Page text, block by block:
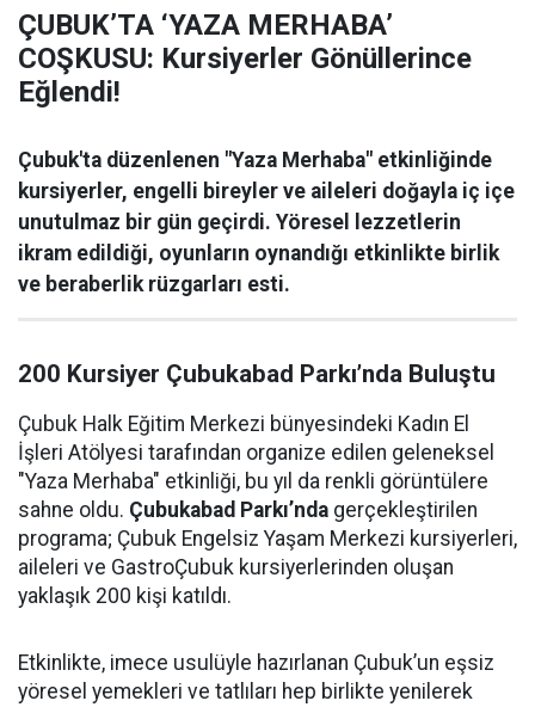
ÇUBUK’TA ‘YAZA MERHABA’
COŞKUSU: Kursiyerler Gönüllerince
Eğlendi!
Çubuk'ta düzenlenen "Yaza Merhaba" etkinliğinde
kursiyerler, engelli bireyler ve aileleri doğayla iç içe
unutulmaz bir gün geçirdi. Yöresel lezzetlerin
ikram edildiği, oyunların oynandığı etkinlikte birlik
ve beraberlik rüzgarları esti.
200 Kursiyer Çubukabad Parkı’nda Buluştu
Çubuk Halk Eğitim Merkezi bünyesindeki Kadın El
İşleri Atölyesi tarafından organize edilen geleneksel
"Yaza Merhaba" etkinliği, bu yıl da renkli görüntülere
sahne oldu. Çubukabad Parkı’nda gerçekleştirilen
programa; Çubuk Engelsiz Yaşam Merkezi kursiyerleri,
aileleri ve GastroÇubuk kursiyerlerinden oluşan
yaklaşık 200 kişi katıldı.
Etkinlikte, imece usulüyle hazırlanan Çubuk’un eşsiz
yöresel yemekleri ve tatlıları hep birlikte yenilerek